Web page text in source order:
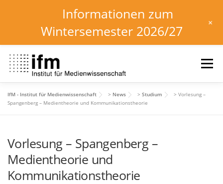
Inhalt
springen
Menü
HOME NEWS KALENDER
INSTITUT FORSCHUNG
IfM - Institut für Medienwissenschaft > News > Studium > Vorlesung –
Spangenberg – Medientheorie und Kommunikationstheorie
Vorlesung – Spangenberg –
Medientheorie und
Kommunikationstheorie
Informationen zum
Wintersemester 2026/27
+